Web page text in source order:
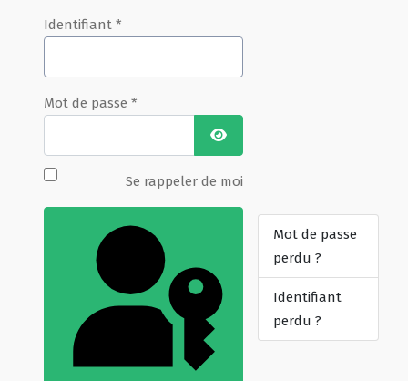
Identifiant *
Mot de passe *
Afficher le mot de passe
Se rappeler de moi
Mot de passe
perdu ?
Identifiant
perdu ?